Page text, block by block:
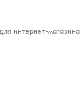
интернет-